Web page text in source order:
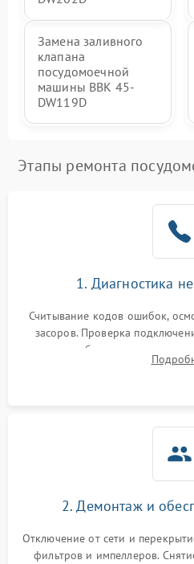
Замена заливного
клапана
посудомоечной
машины BBK 45-
DW119D
Этапы ремонта
1. Диагностика
Считывание кодов ошибок,
засоров. Проверка
жалоб на отсутствие
разбрызгивателей или
2. Демонтаж и
Отключение от сети и
фильтров и импеллеров.